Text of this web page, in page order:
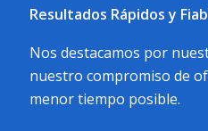
Resultados Rápidos y
Nos destacamos por
nuestro compromiso de
menor tiempo posible.